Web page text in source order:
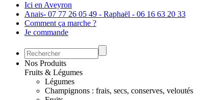
Ici en Aveyron
Anais- 07 77 26 05 49 - Raphaël - 06 16 63 20 33
Comment ça marche ?
Je commande
Nos Produits
Fruits & Légumes
Légumes
Champignons : frais, secs, conserves, veloutés